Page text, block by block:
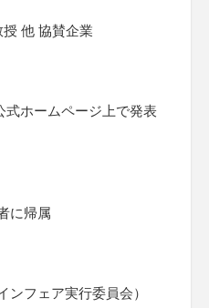
他 協賛企業
式ホームページ上で発表
に帰属
ンフェア実行委員会）